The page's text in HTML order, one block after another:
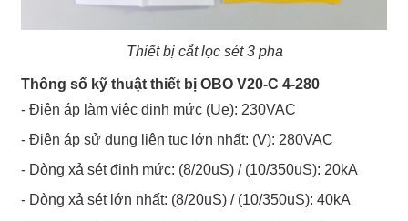
Thiết bị cắt lọc sét 3 pha
Thông số kỹ thuật thiết bị OBO V20-C 4-280
- Điện áp làm việc định mức (Ue): 230VAC
- Điện áp sử dụng liên tục lớn nhất: (V): 280VAC
- Dòng xả sét định mức: (8/20uS) / (10/350uS): 20kA
- Dòng xả sét lớn nhất: (8/20uS) / (10/350uS): 40kA